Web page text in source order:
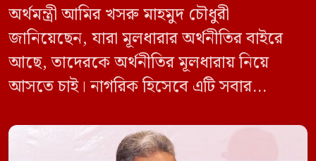
অর্থমন্ত্রী আমির খসরু মাহমুদ চৌধুরী
জানিয়েছেন, যারা মূলধারার অর্থনীতির বাইরে
আছে, তাদেরকে অর্থনীতির মূলধারায় নিয়ে
আসতে চাই। নাগরিক হিসেবে এটি সবার
না, অর্থনীতিতেও গণতন্ত্র থাকতে হবে। সে জন্য